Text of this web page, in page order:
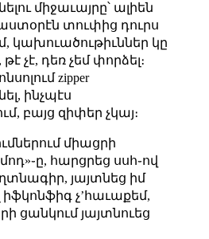
միջաւայրը՝ ալիեն
տուփից դուրս
կախուածութիւններ կը
չէ, դեռ չեմ փորձել։
zipper
ինչպէս
բայց զիփեր չկայ։
միացրի
հարցրեց սսհ֊ով
յայտնեց իմ
իֆկոնֆիգ չʼհաւաքեմ,
ցանկում յայտնուեց